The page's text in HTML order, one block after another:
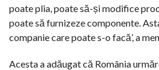
poate plia, poate să-și modifice
poate să furnizeze componente.
companie care poate s-o facă’, a
Acesta a adăugat că România